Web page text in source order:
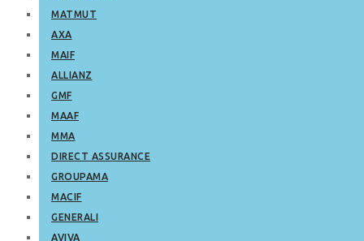
MATMUT
AXA
MAIF
ALLIANZ
GMF
MAAF
MMA
DIRECT ASSURANCE
GROUPAMA
MACIF
GENERALI
AVIVA